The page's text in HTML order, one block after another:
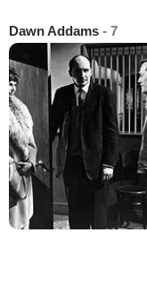
Dawn Addams - 7